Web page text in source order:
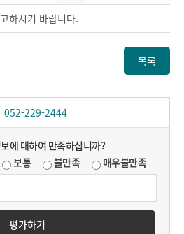
하시기 바랍니다.
목록
052-229-2444
에 대하여 만족하십니까?
보통 불만족 매우불만족
평가하기